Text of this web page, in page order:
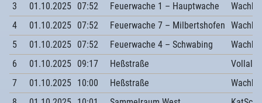
3
01.10.2025 07:52 Feuerwache 1 – Hauptwache
4
01.10.2025 07:52 Feuerwache 7 – Milbertshofen
5
01.10.2025 07:52 Feuerwache 4 – Schwabing
6
01.10.2025 09:17 Heßstraße
7
01.10.2025 10:00 Heßstraße